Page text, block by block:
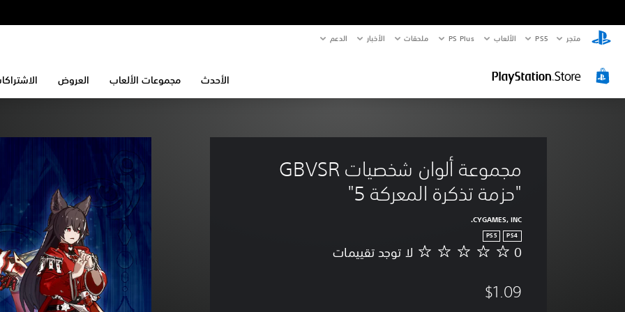
متجر PS5‏ الألعاب PS Plus ملحقات الأخبار الدعم
الأحدث مجموعات الألعاب العروض
"حزمة تذكرة المعركة 5"
CYGAMES, INC.
PS4
PS5
ل
و
0 لا توجد تقييمات
$1.09